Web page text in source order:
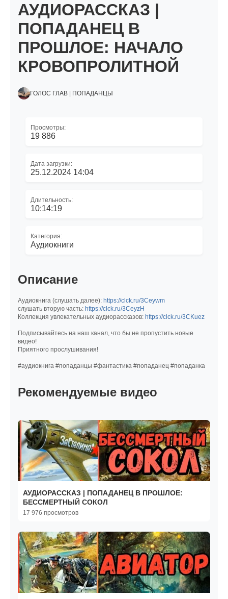
АУДИОРАССКАЗ |
ПОПАДАНЕЦ В
ПРОШЛОЕ: НАЧАЛО
КРОВОПРОЛИТНОЙ
ГОЛОС ГЛАВ | ПОПАДАНЦЫ
Просмотры:
19 886
Дата загрузки:
25.12.2024 14:04
Длительность:
10:14:19
Категория:
Аудиокниги
Описание
Аудиокнига (слушать далее): https://clck.ru/3Ceywm
слушать вторую часть: https://clck.ru/3CeyzH
Коллекция увлекательных аудиорассказов: https://clck.ru/3CKuez
Подписывайтесь на наш канал, что бы не пропустить новые
видео!
Приятного прослушивания!
#аудиокнига #попаданцы #фантастика #попаданец #попаданка
Рекомендуемые видео
АУДИОРАССКАЗ | ПОПАДАНЕЦ В ПРОШЛОЕ:
БЕССМЕРТНЫЙ СОКОЛ
17 976 просмотров